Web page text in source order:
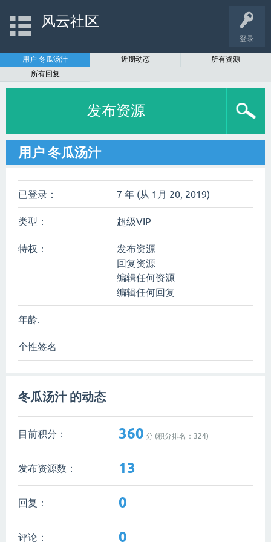
登录
风云社区
用户 冬瓜汤汁 近期动态
所有资源
所有回复
发布资源
用户 冬瓜汤汁
已登录： 7 年 (从 1月 20, 2019)
类型： 超级VIP
特权：
发布资源
回复资源
编辑任何资源
编辑任何回复
年龄:
个性签名:
冬瓜汤汁 的动态
目前积分： 360 分 (积分排名： 324)
发布资源数： 13
回复： 0
评论： 0